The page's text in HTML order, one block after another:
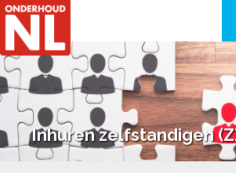
Inhuren zelfstandigen